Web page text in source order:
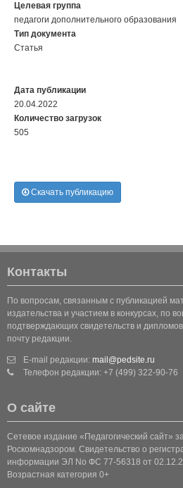
Целевая группа
педагоги дополнительного образования
Тип документа
Статья
Дата публикации
20.04.2022
Количество загрузок
505
Скачать публикацию
Контакты
По вопросам, связанным с публикацией
издательства и участием в конкурсах, по
подтверждающих свидетельств и
почту редакции.
E-mail редакции: mail@pedsite.ru
Телефон редакции: +7 (499) 322-90-76
О сайте
Сетевое издание «Педагогический сайт»
Роскомнадзором. Свидетельство о
информации ЭЛ No ФС 77-56318 от
Возрастная категория 0+